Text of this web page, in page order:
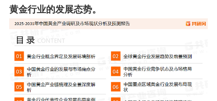
黄金行业的发展态势。